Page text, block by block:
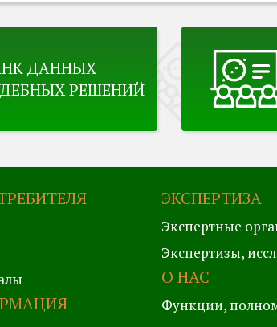
ДАННЫХ
РЕШЕНИЙ
ЭКСПЕРТИЗА
Экспертные
Экспертизы,
О НАС
Функции,